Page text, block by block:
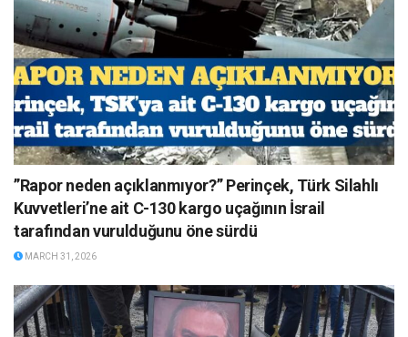
”Rapor neden açıklanmıyor?” Perinçek, Türk Silahlı
Kuvvetleri’ne ait C-130 kargo uçağının İsrail
tarafından vurulduğunu öne sürdü
MARCH 31, 2026